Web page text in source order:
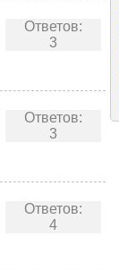
Ответов:
3
Ответов:
3
Ответов:
4